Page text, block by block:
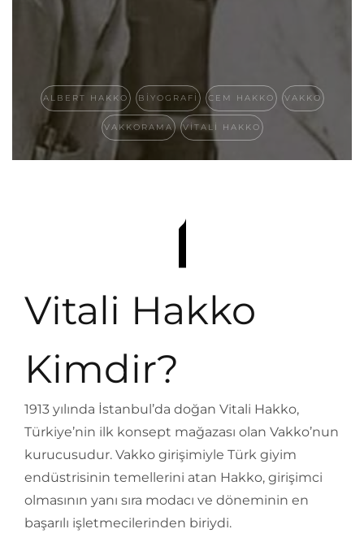
ALBERT HAKKO BIYOGRAFI CEM HAKKO VAKKO
VAKKORAMA VITALI HAKKO
Vitali Hakko
Kimdir?
1913 yılında İstanbul’da doğan Vitali Hakko,
Türkiye’nin ilk konsept mağazası olan Vakko’nun
kurucusudur. Vakko girişimiyle Türk giyim
endüstrisinin temellerini atan Hakko, girişimci
olmasının yanı sıra modacı ve döneminin en
başarılı işletmecilerinden biriydi.